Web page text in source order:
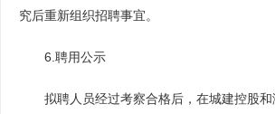
究后重新组织招聘事宜。
6.聘用公示
拟聘人员经过考察合格后，在城建控股和